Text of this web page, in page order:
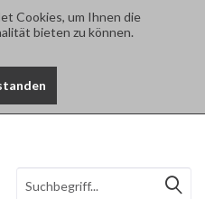
Cookies, um Ihnen die
bieten zu können.